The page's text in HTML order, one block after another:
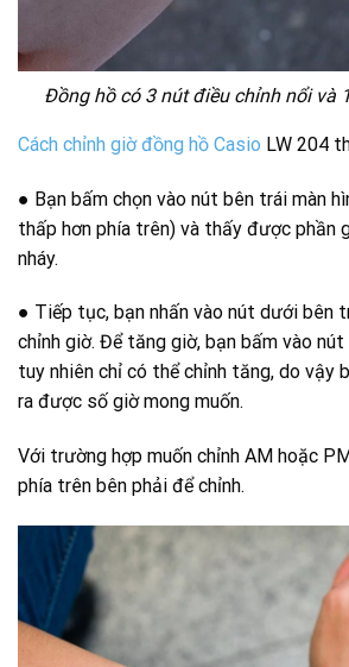
Đồng hồ có 3 nút điều chỉnh nổi và
Cách chỉnh giờ đồng hồ Casio LW 204
● Bạn bấm chọn vào nút bên trái màn
thấp hơn phía trên) và thấy được phần
nháy.
● Tiếp tục, bạn nhấn vào nút dưới bên
chỉnh giờ. Để tăng giờ, bạn bấm vào
tuy nhiên chỉ có thể chỉnh tăng, do vậy
ra được số giờ mong muốn.
Với trường hợp muốn chỉnh AM hoặc
phía trên bên phải để chỉnh.